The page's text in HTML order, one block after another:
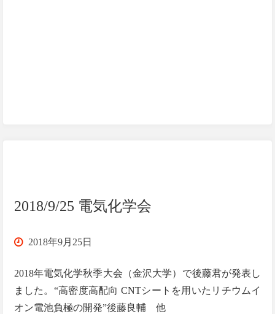
2018/9/25 電気化学会
2018年9月25日
2018年電気化学秋季大会（金沢大学）で後藤君が発表し
ました。“高密度高配向 CNTシートを用いたリチウムイ
オン電池負極の開発”後藤良輔 他